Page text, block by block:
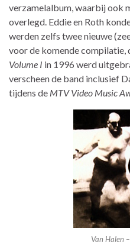
verzamelalbum, waarbij ook
overlegd. Eddie en Roth
werden zelfs twee nieuwe
voor de komende compilatie,
Volume I in 1996 werd
verscheen de band inclusief
tijdens de MTV Video Music
Van Halen